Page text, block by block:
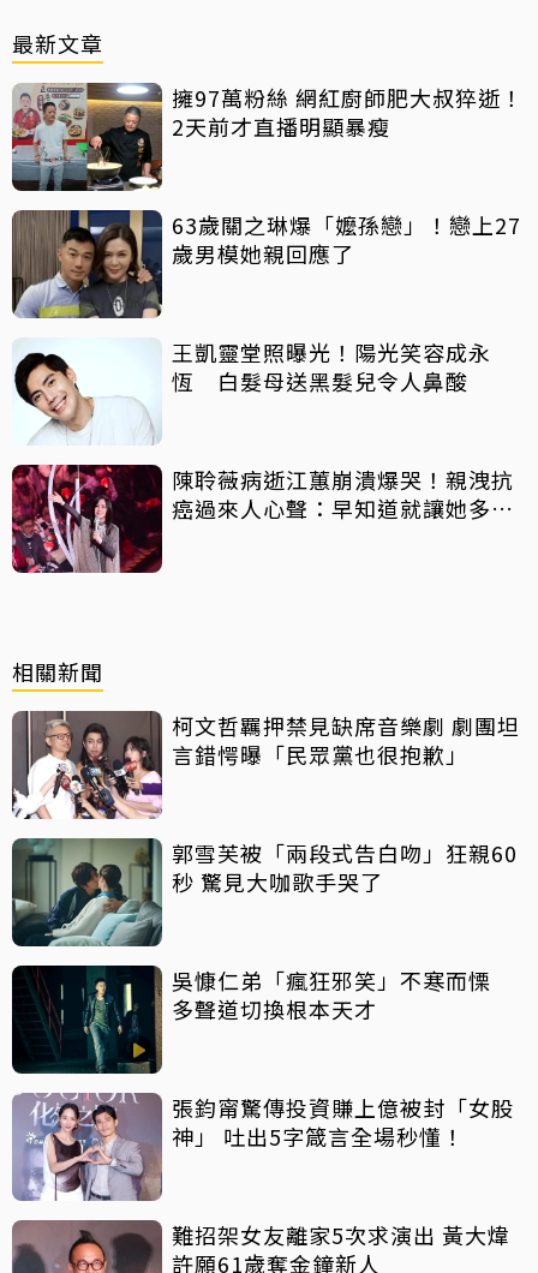
最新文章
擁97萬粉絲 網紅廚師肥大叔猝逝！
2天前才直播明顯暴瘦
63歲關之琳爆「嬤孫戀」！戀上27
歲男模她親回應了
王凱靈堂照曝光！陽光笑容成永
恆 白髮母送黑髮兒令人鼻酸
陳聆薇病逝江蕙崩潰爆哭！親洩抗
癌過來人心聲：早知道就讓她多化
相關新聞
柯文哲羈押禁見缺席音樂劇 劇團坦
言錯愕曝「民眾黨也很抱歉」
郭雪芙被「兩段式告白吻」狂親60
秒 驚見大咖歌手哭了
吳慷仁弟「瘋狂邪笑」不寒而慄
多聲道切換根本天才
張鈞甯驚傳投資賺上億被封「女股
神」 吐出5字箴言全場秒懂！
難招架女友離家5次求演出 黃大煒
許願61歲奪金鐘新人